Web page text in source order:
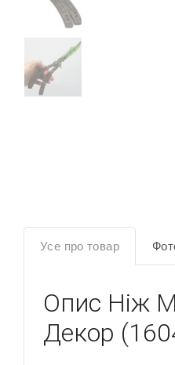
Усе про товар
Опис Ніж
Декор